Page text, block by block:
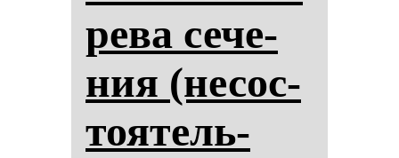
ре­ва се­че­
ния (не­сос­
то­ятель­